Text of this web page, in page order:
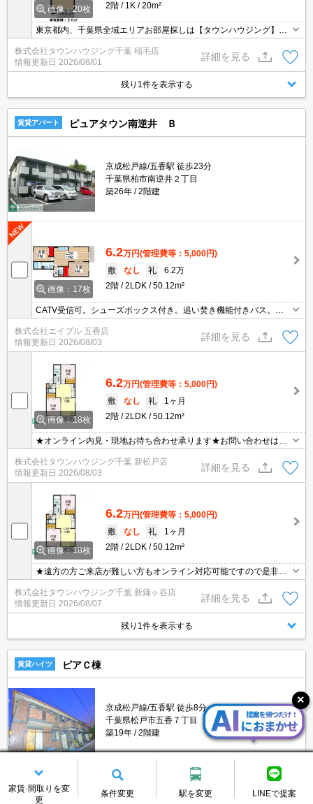
画像：20枚
2階
1K 20m²
東京都内、千葉県全域エリアお部屋探しは【タウンハウジング】に
お任せください！オンラインでご相談・ご見学・ご契約お手続きも
ご対応可能です。
株式会社タウンハウジング千葉 稲毛店
情報更新日 2026/08/01
詳細を見る
残り1件を表示する
賃貸アパート ピュアタウン南逆井 Ｂ
京成松戸線/五香駅 徒歩23分
千葉県柏市南逆井２丁目
築26年
2階建
画像：17枚
6.2万円(管理費等：5,000円)
敷
なし 礼
6.2万
2階
2LDK 50.12m²
CATV受信可。シューズボックス付き。追い焚き機能付きバス。最
上階。BS受信可。角部屋。インターネット無料。収納たっぷり。オ
ンライン内見相談可。仲介手数料家賃の0.55ヶ月分。
株式会社エイブル 五香店
情報更新日 2026/08/03
詳細を見る
画像：18枚
6.2万円(管理費等：5,000円)
敷
なし 礼
1ヶ月
2階
2LDK 50.12m²
★オンライン内見・現地お待ち合わせ承ります★お問い合わせはタ
ウンハウジングまでお気軽にご連絡下さいLINE等のやり取りも可能
でございます！
株式会社タウンハウジング千葉 新松戸店
情報更新日 2026/08/03
詳細を見る
画像：18枚
6.2万円(管理費等：5,000円)
敷
なし 礼
1ヶ月
2階
2LDK 50.12m²
★遠方の方ご来店が難しい方もオンライン対応可能ですので是非一
度ご相談くださいませ！お部屋探しはタウンハウジングにお任せ下
さい★
株式会社タウンハウジング千葉 新鎌ヶ谷店
情報更新日 2026/08/07
詳細を見る
残り1件を表示する
賃貸ハイツ ピアＣ棟
京成松戸線/五香駅 徒歩8分
千葉県松戸市五香７丁目
築19年
2階建
8万円(管理費等：5,500円)
家賃·間取りを変
更
条件変更 駅を変更 LINEで提案